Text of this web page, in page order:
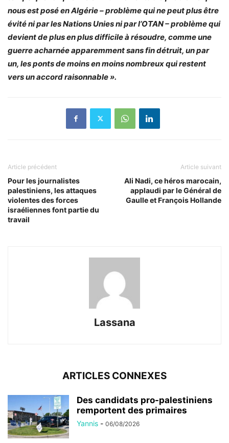
nous est posé en Algérie – problème qui ne peut plus être
évité ni par les Nations Unies ni par l’OTAN – problème qui
devient de plus en plus difficile à résoudre, comme une
guerre acharnée apparemment sans fin détruit, un par
un, les ponts de moins en moins nombreux qui restent
vers un accord raisonnable ».
Article précédent
Pour les journalistes
palestiniens, les attaques
violentes des forces
israéliennes font partie du
travail
Article suivant
Ali Nadi, ce héros marocain,
applaudi par le Général de
Gaulle et François Hollande
Lassana
ARTICLES CONNEXES
Des candidats pro-palestiniens
remportent des primaires
Yannis - 06/08/2026